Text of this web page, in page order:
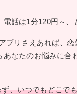
話は1分120円～、
プリさえあれば、
あなたのお悩みに合
、いつでもどこで